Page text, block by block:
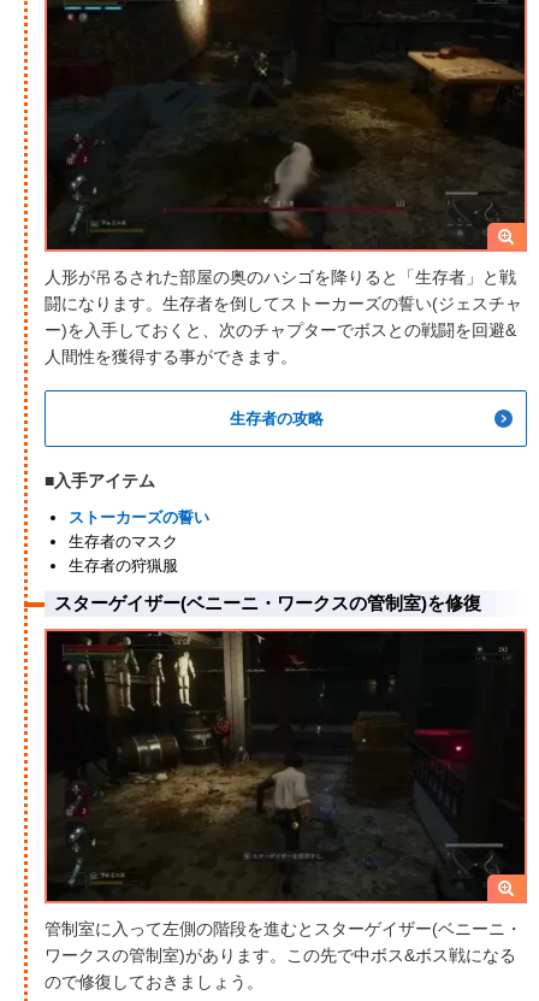
人形が吊るされた部屋の奥のハシゴを降りると「生存者」と戦
闘になります。生存者を倒してストーカーズの誓い(ジェスチャ
ー)を入手しておくと、次のチャプターでボスとの戦闘を回避&
人間性を獲得する事ができます。
生存者の攻略
■入手アイテム
ストーカーズの誓い
生存者のマスク
生存者の狩猟服
スターゲイザー(ベニーニ・ワークスの管制室)を修復
管制室に入って左側の階段を進むとスターゲイザー(ベニーニ・
ワークスの管制室)があります。この先で中ボス&ボス戦になる
ので修復しておきましょう。